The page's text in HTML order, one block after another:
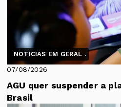
NOTICIAS EM GERAL .
07/08/2026
AGU quer suspender a
Brasil